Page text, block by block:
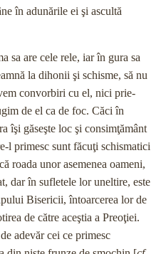
în adunările ei şi ascultă
sa are cele rele, iar în gura sa
la dihonii şi schisme, să nu
convorbiri cu el, nici prie­
de el ca de foc. Căci în
îşi găseşte loc şi consimţământ
l primesc sunt făcuţi schismatici
roada unor asemenea oameni,
dar în sufletele lor uneltire, este
Bisericii, întoarcerea lor de
de către aceştia a Preoţiei.
adevăr cei ce primesc